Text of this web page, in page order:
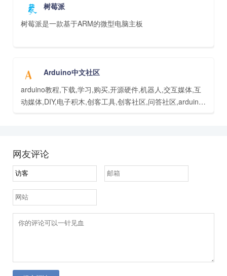
树莓派
树莓派是一款基于ARM的微型电脑主板
Arduino中文社区
arduino教程,下载,学习,购买,开源硬件,机器人,交互媒体,互
动媒体,DIY,电子积木,创客工具,创客社区,问答社区,arduino
网友评论